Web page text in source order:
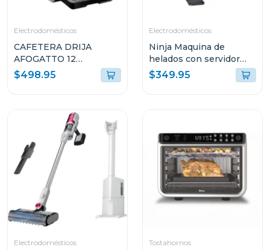
Electrodomésticos
CAFETERA DRIJA
AFOGATTO 12
ESPRESSO Y
CAPUCCINO CON
INTEGRADO
$498.95
Electrodomésticos
Ninja Maquina de
helados con servidor
swirl by creami 701
$349.95
Electrodomésticos Tostahornos